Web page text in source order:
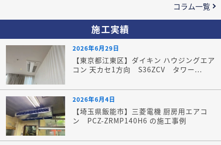
コラム一覧
施工実績
2026年6月29日
【東京都江東区】ダイキン ハウジングエア
コン 天カセ1方向 S36ZCV タワー...
2026年6月4日
【埼玉県飯能市】三菱電機 厨房用エアコ
ン PCZ-ZRMP140H6 の施工事例